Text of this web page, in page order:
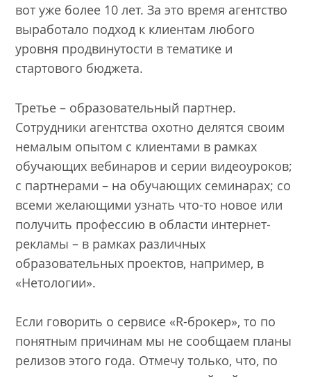
вот уже более 10 лет. За это время агентство
выработало подход к клиентам любого
уровня продвинутости в тематике и
стартового бюджета.
Третье – образовательный партнер.
Сотрудники агентства охотно делятся своим
немалым опытом с клиентами в рамках
обучающих вебинаров и серии видеоуроков;
с партнерами – на обучающих семинарах; со
всеми желающими узнать что-то новое или
получить профессию в области интернет-
рекламы – в рамках различных
образовательных проектов, например, в
«Нетологии».
Если говорить о сервисе «R-брокер», то по
понятным причинам мы не сообщаем планы
релизов этого года. Отмечу только, что, по